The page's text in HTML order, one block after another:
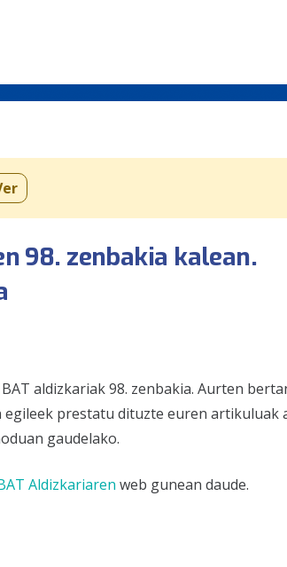
98. zenbakia kalean.
aldizkariak 98. zenbakia. Aurten
prestatu dituzte euren artikuluak
gaudelako.
Aldizkariaren web gunean daude.